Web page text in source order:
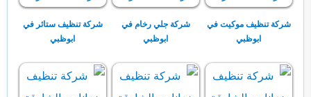
شركة تنظيف موكيت في
ابوظبي
شركة جلي رخام في
ابوظبي
شركة تنظيف ستائر في
ابوظبي